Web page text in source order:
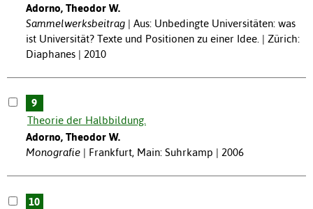
Adorno, Theodor W.
Sammelwerksbeitrag
Aus: Unbedingte Universitäten: was
ist Universität? Texte und Positionen zu einer Idee. | Zürich:
Diaphanes | 2010
9
Theorie der Halbbildung.
Adorno, Theodor W.
Monografie
Frankfurt, Main: Suhrkamp | 2006
10